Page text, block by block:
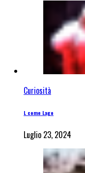
Curiosità
L come Lago
Luglio 23, 2024